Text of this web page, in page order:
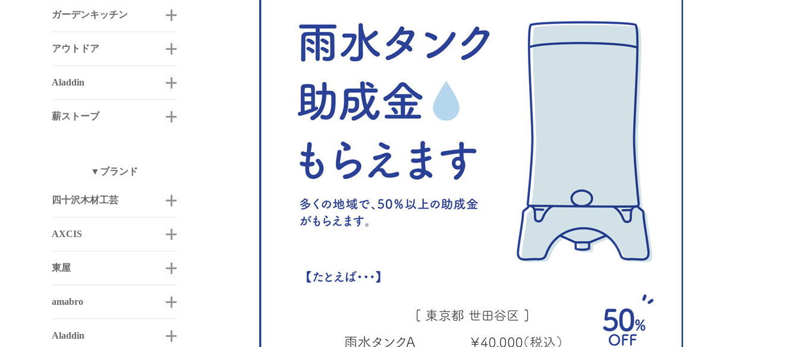
ガーデンキッチン
アウトドア
Aladdin
薪ストーブ
▼ブランド
四十沢木材工芸
AXCIS
東屋
amabro
Aladdin